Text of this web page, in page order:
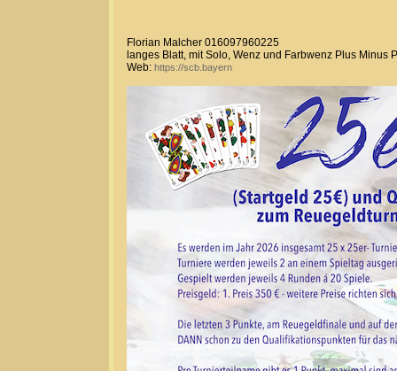
Florian Malcher 016097960225
langes Blatt, mit Solo, Wenz und Farbwenz Plus Minus
Web: https://scb.bayern